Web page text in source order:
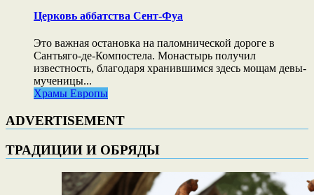
Церковь аббатства Сент-Фуа
Это важная остановка на паломнической дороге в
Сантьяго-де-Компостела. Монастырь получил
известность, благодаря хранившимся здесь мощам девы-
мученицы...
Храмы Европы
ADVERTISEMENT
ТРАДИЦИИ И ОБРЯДЫ